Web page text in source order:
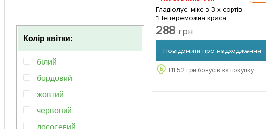
Колір квітки:
білий
бордовий
жовтий
червоний
лососевий
Гладіолус, мікс з 3-х сортів
"Непереможна краса"
(Unbeatable beauty) 9шт в
комплекті
288 грн
Повідомити про надходження
+11.52 грн бонусів за покупку